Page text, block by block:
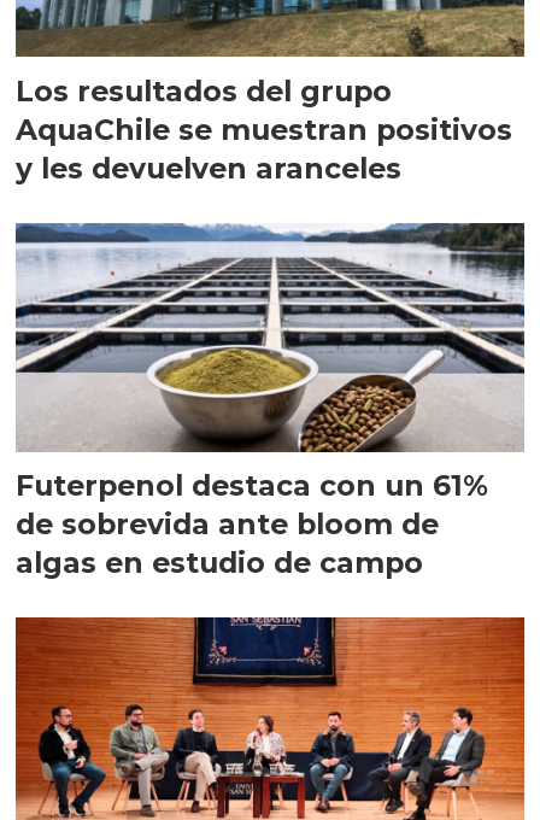
Los resultados del grupo
AquaChile se muestran positivos
y les devuelven aranceles
Futerpenol destaca con un 61%
de sobrevida ante bloom de
algas en estudio de campo